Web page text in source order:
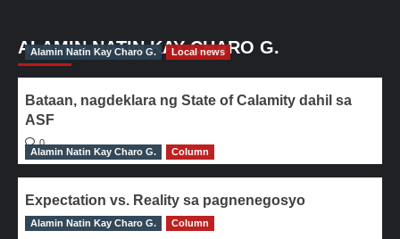
ALAMIN NATIN KAY CHARO G.
Alamin Natin Kay Charo G. Local news
Bataan, nagdeklara ng State of Calamity dahil sa
ASF
0
Alamin Natin Kay Charo G.
Column
Expectation vs. Reality sa pagnenegosyo
0
Alamin Natin Kay Charo G. Column